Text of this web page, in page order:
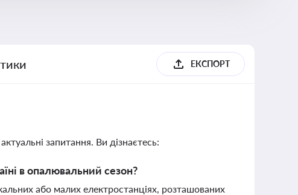
ЕКСПОРТ
запитання. Ви дізнаєтесь:
в опалювальний сезон?
або малих електростанціях, розташованих